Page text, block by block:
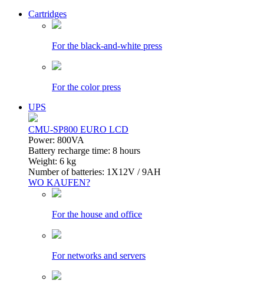
Cartridges
For the black-and-white press
For the color press
UPS
CMU-SP800 EURO LCD
Power: 800VA
Battery recharge time: 8 hours
Weight: 6 kg
Number of batteries: 1Х12V / 9AH
WO KAUFEN?
For the house and office
For networks and servers